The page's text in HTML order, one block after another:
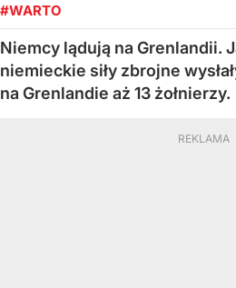
#WARTO
Niemcy lądują na Grenlandii.
niemieckie siły zbrojne
na Grenlandie aż 13 żołnierzy.